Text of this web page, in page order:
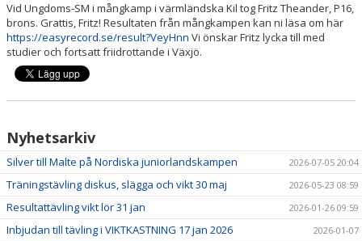
STIPENDIUM
LEDARPLATTFORM
KALENDER
DOKUMENT
BÖRJA TRÄNA
Vid Ungdoms-SM i mångkamp i värmländska Kil tog Fritz Theander, P16,
brons. Grattis, Fritz! Resultaten från mångkampen kan ni läsa om här
https://easyrecord.se/result?VeyHnn Vi önskar Fritz lycka till med
studier och fortsatt friidrottande i Växjö.
Nyhetsarkiv
Silver till Malte på Nordiska juniorlandskampen 2026-07-05 20:04
Träningstävling diskus, slägga och vikt 30 maj 2026-05-23 08:59
Resultattävling vikt lör 31 jan 2026-01-26 09:59
Inbjudan till tävling i VIKTKASTNING 17 jan 2026 2026-01-07